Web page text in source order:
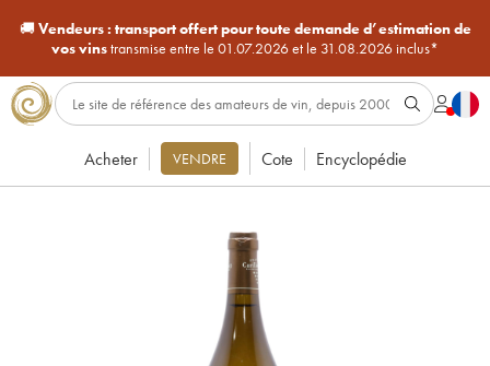
🚚Vendeurs : transport offert pour toute demande d’estimation de
vos vinstransmise entre le 01.07.2026 et le 31.08.2026 inclus*
Acheter VENDRE Cote Encyclopédie